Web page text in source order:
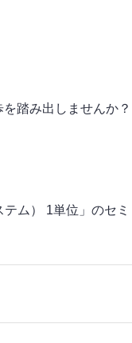
踏み出しませんか？
ム） 1単位」のセミ